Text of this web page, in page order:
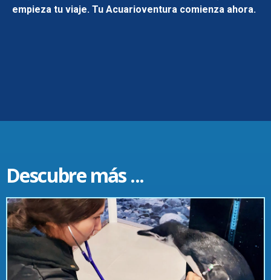
empieza tu viaje. Tu Acuarioventura comienza ahora.
Descubre más ...